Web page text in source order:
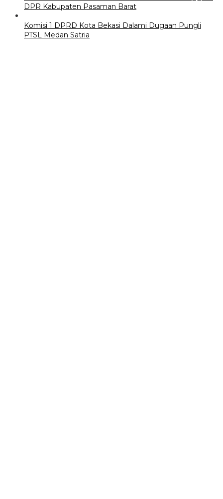
DPR Kabupaten Pasaman Barat
Komisi 1 DPRD Kota Bekasi Dalami Dugaan Pungli
PTSL Medan Satria